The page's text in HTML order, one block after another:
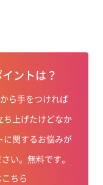
ントは？
ら手をつければ
ち上げたけどなか
に関するお悩みが
い。無料です。
ちら